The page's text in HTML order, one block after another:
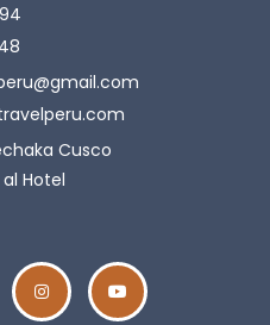
Cusco
Hotel